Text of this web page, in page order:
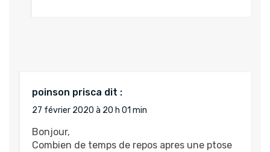
poinson prisca dit :
27 février 2020 à 20 h 01 min
Bonjour,
Combien de temps de repos apres une ptose